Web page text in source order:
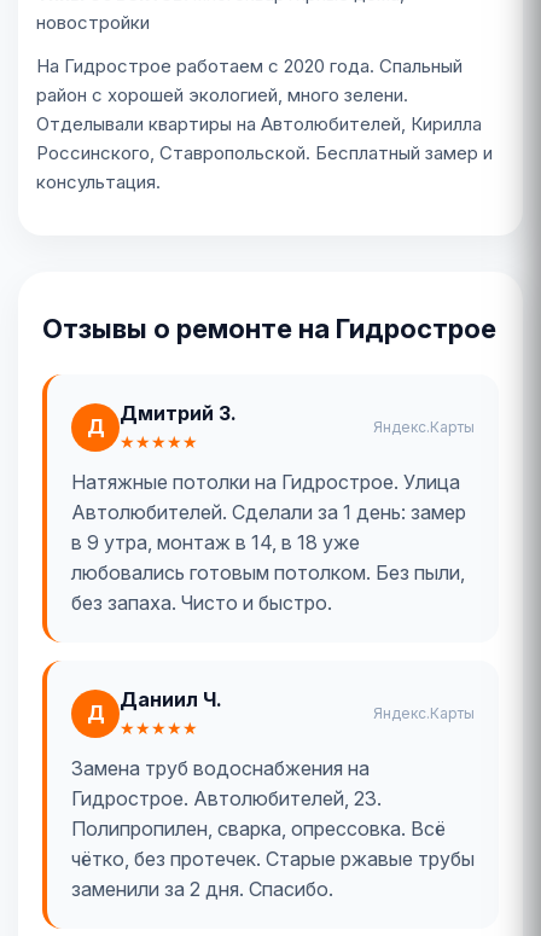
новостройки
На Гидрострое работаем с 2020 года. Спальный
район с хорошей экологией, много зелени.
Отделывали квартиры на Автолюбителей, Кирилла
Россинского, Ставропольской. Бесплатный замер и
консультация.
Отзывы о ремонте на Гидрострое
Д
Дмитрий З.
★★★★★
Яндекс.Карты
Натяжные потолки на Гидрострое. Улица
Автолюбителей. Сделали за 1 день: замер
в 9 утра, монтаж в 14, в 18 уже
любовались готовым потолком. Без пыли,
без запаха. Чисто и быстро.
Д
Даниил Ч.
★★★★★
Яндекс.Карты
Замена труб водоснабжения на
Гидрострое. Автолюбителей, 23.
Полипропилен, сварка, опрессовка. Всё
чётко, без протечек. Старые ржавые трубы
заменили за 2 дня. Спасибо.